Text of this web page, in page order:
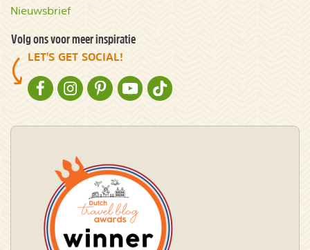
Nieuwsbrief
Volg ons voor meer inspiratie
LET'S GET SOCIAL!
NATURESCANNER OP FACEBOOK
NATURESCANNER OP INSTAGRAM
NATURESCANNER OP PINTEREST
NATURESCANNER OP YOUTUBE
NATURESCANNER OP TIKTOK